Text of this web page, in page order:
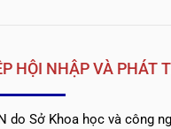
HỘI NHẬP VÀ PHÁT
do Sở Khoa học và công